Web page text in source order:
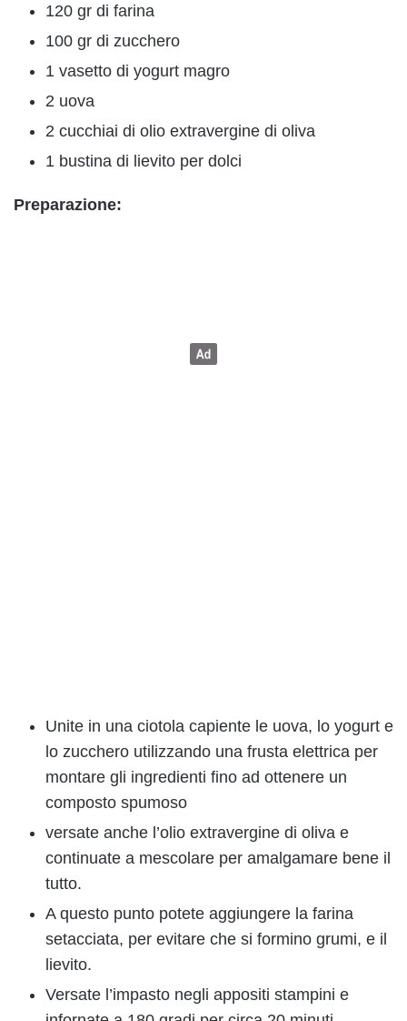
120 gr di farina
100 gr di zucchero
1 vasetto di yogurt magro
2 uova
2 cucchiai di olio extravergine di oliva
1 bustina di lievito per dolci
Preparazione:
Unite in una ciotola capiente le uova, lo yogurt e
lo zucchero utilizzando una frusta elettrica per
montare gli ingredienti fino ad ottenere un
composto spumoso
versate anche l’olio extravergine di oliva e
continuate a mescolare per amalgamare bene il
tutto.
A questo punto potete aggiungere la farina
setacciata, per evitare che si formino grumi, e il
lievito.
Versate l’impasto negli appositi stampini e